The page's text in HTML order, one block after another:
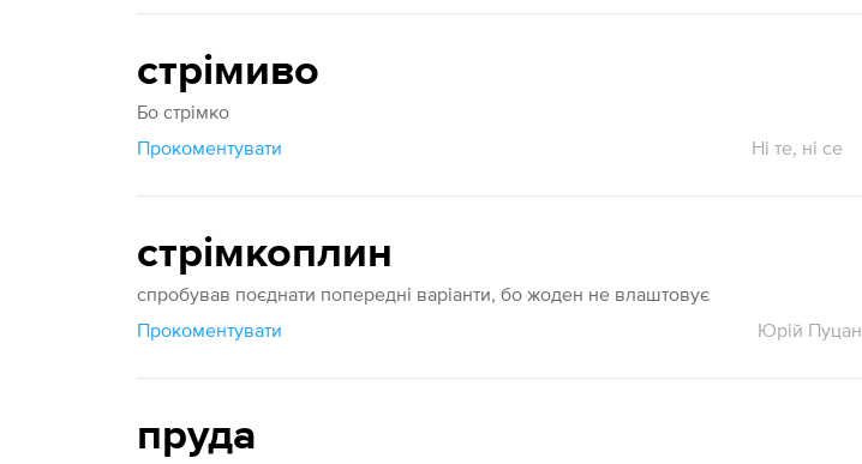
стрімиво
Бо стрімко
Прокоментувати
Ні те, ні се
стрімкоплин
спробував поєднати попередні варіанти, бо жоден не влаштовує
Прокоментувати
Юрій Пуцан
пруда